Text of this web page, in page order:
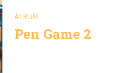
ÁLBUM
Pen Game 2